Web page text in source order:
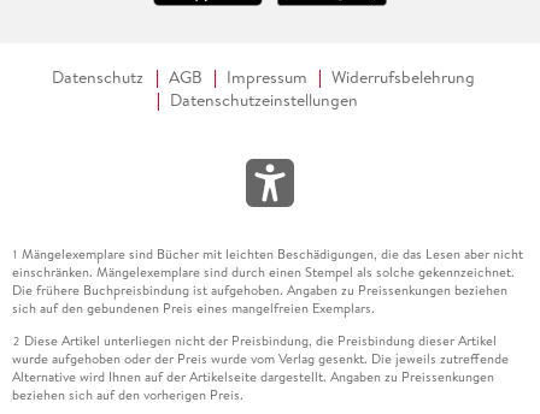
Datenschutz AGB Impressum
Widerrufsbelehrung
Datenschutzeinstellungen
1 Mängelexemplare sind Bücher mit leichten Beschädigungen, die das Lesen aber nicht
einschränken. Mängelexemplare sind durch einen Stempel als solche gekennzeichnet.
Die frühere Buchpreisbindung ist aufgehoben. Angaben zu Preissenkungen beziehen
sich auf den gebundenen Preis eines mangelfreien Exemplars.
2 Diese Artikel unterliegen nicht der Preisbindung, die Preisbindung dieser Artikel
wurde aufgehoben oder der Preis wurde vom Verlag gesenkt. Die jeweils zutreffende
Alternative wird Ihnen auf der Artikelseite dargestellt. Angaben zu Preissenkungen
beziehen sich auf den vorherigen Preis.